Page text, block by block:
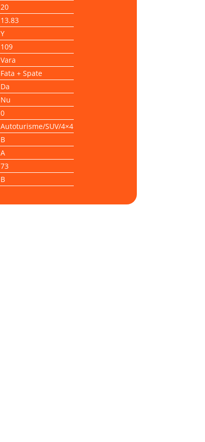
20
13.83
Y
109
Vara
Fata + Spate
Da
Nu
0
Autoturisme/SUV/4×4
B
A
73
B